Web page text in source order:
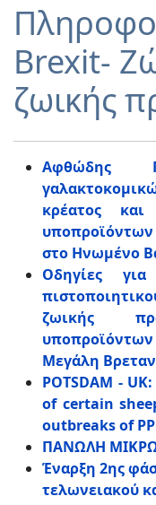
Brexit-
ζωικής
Αφθώδης
κρέατος
στο Ηνωμένο
Οδηγίες
ζωικής
Μεγάλη
POTSDAM -
of certain
outbreaks of
ΠΑΝΩΛΗ
Έναρξη 2ης
τελωνειακού